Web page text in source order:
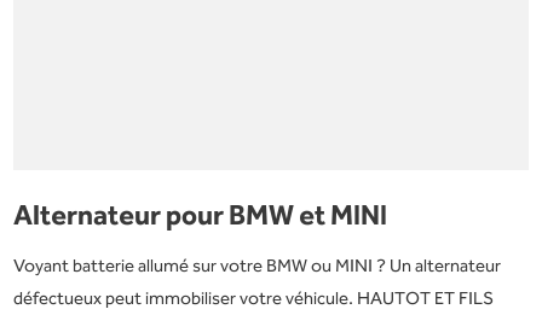
Alternateur pour BMW et MINI
Voyant batterie allumé sur votre BMW ou MINI ? Un alternateur
défectueux peut immobiliser votre véhicule. HAUTOT ET FILS